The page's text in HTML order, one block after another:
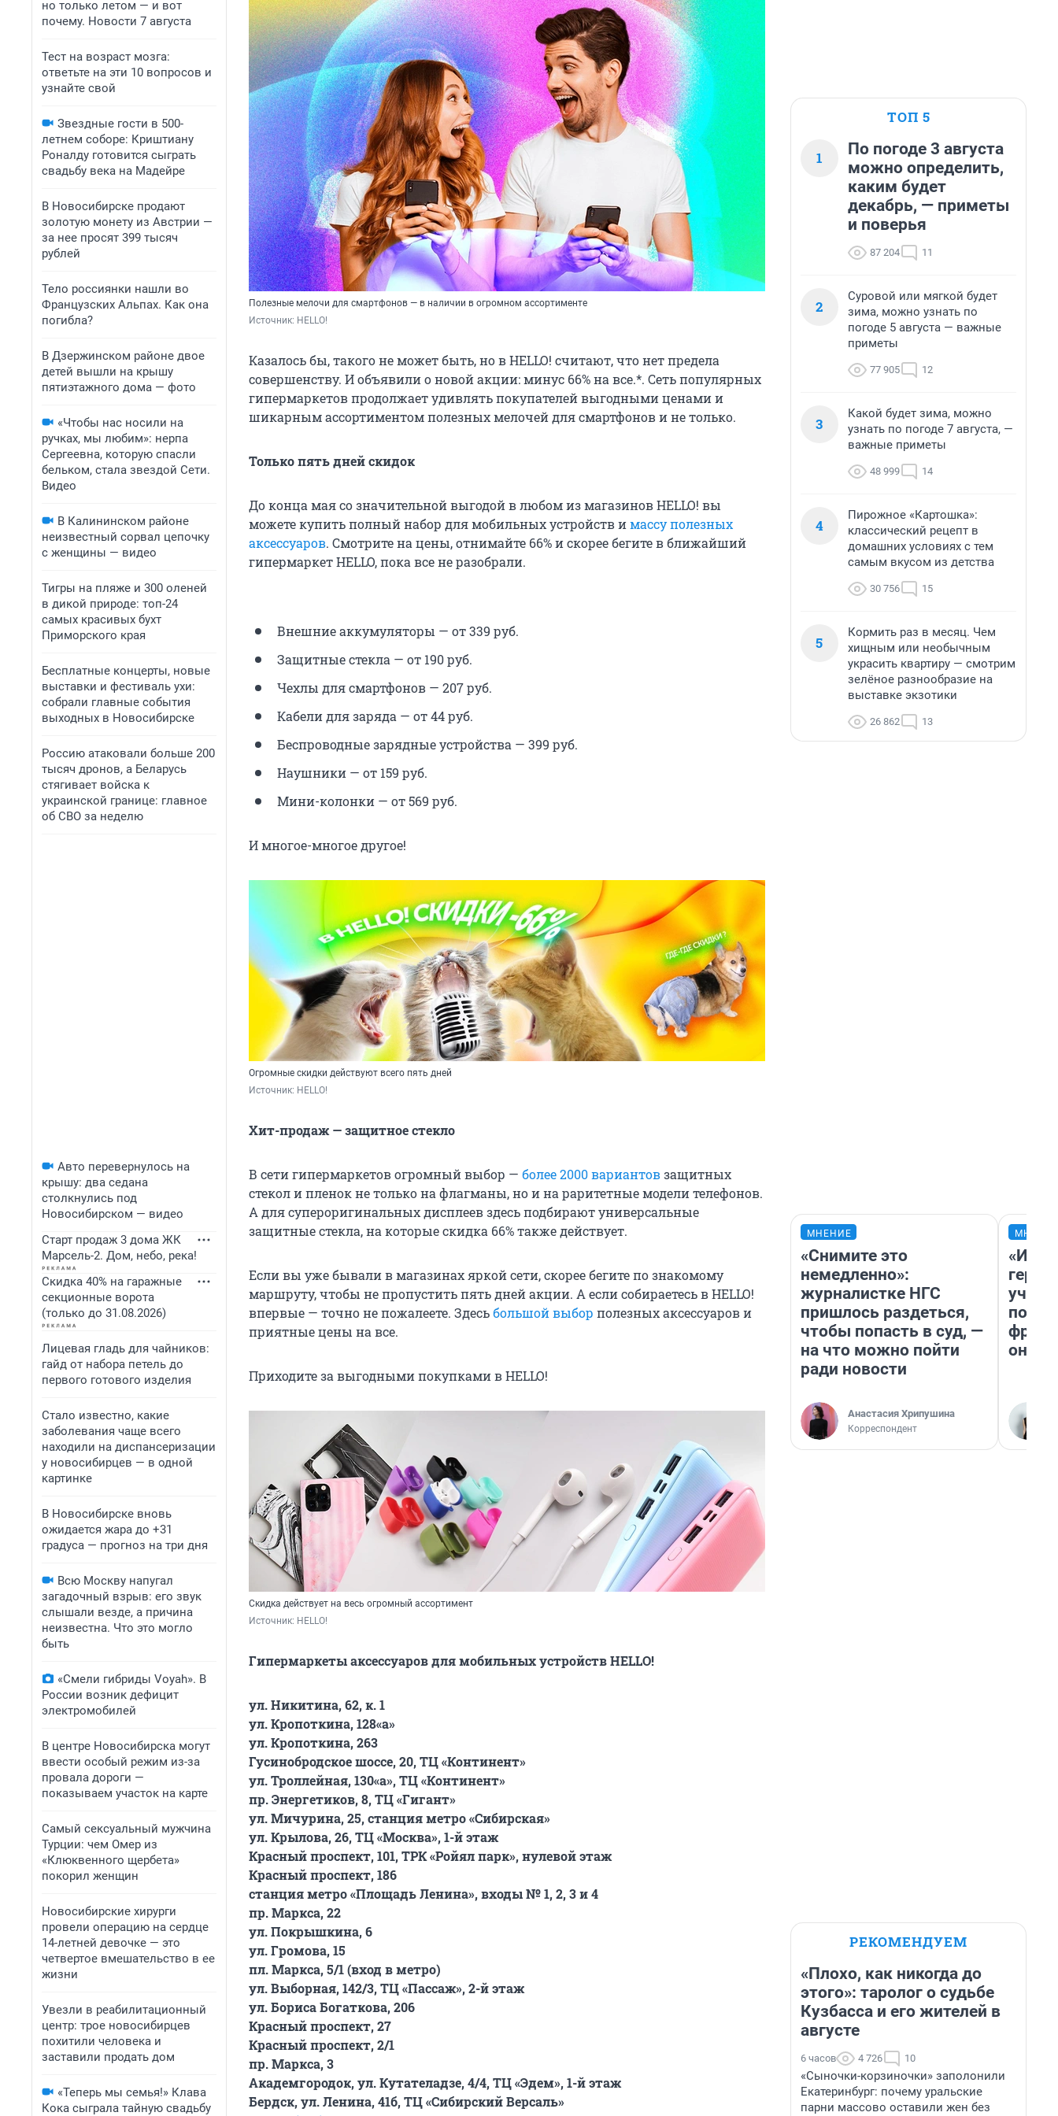
но только летом — и вот
почему. Новости 7 августа
Тест на возраст мозга:
ответьте на эти 10 вопросов и
узнайте свой
Звездные гости в 500-
летнем соборе: Криштиану
Роналду готовится сыграть
свадьбу века на Мадейре
В Новосибирске продают
золотую монету из Австрии —
за нее просят 399 тысяч
рублей
Тело россиянки нашли во
Французских Альпах. Как она
погибла?
В Дзержинском районе двое
детей вышли на крышу
пятиэтажного дома — фото
«Чтобы нас носили на
ручках, мы любим»: нерпа
Сергеевна, которую спасли
бельком, стала звездой Сети.
Видео
В Калининском районе
неизвестный сорвал цепочку
с женщины — видео
Тигры на пляже и 300 оленей
в дикой природе: топ-24
самых красивых бухт
Приморского края
Бесплатные концерты, новые
выставки и фестиваль ухи:
собрали главные события
выходных в Новосибирске
Россию атаковали больше 200
тысяч дронов, а Беларусь
стягивает войска к
украинской границе: главное
об СВО за неделю
Авто перевернулось на
крышу: два седана
столкнулись под
Новосибирском — видео
Старт продаж 3 дома ЖК
Марсель-2. Дом, небо, река!
Скидка 40% на гаражные
секционные ворота
(только до 31.08.2026)
Лицевая гладь для чайников:
гайд от набора петель до
первого готового изделия
Стало известно, какие
заболевания чаще всего
находили на диспансеризации
у новосибирцев — в одной
картинке
В Новосибирске вновь
ожидается жара до +31
градуса — прогноз на три дня
Всю Москву напугал
загадочный взрыв: его звук
слышали везде, а причина
неизвестна. Что это могло
быть
«Смели гибриды Voyah». В
России возник дефицит
электромобилей
В центре Новосибирска могут
ввести особый режим из-за
провала дороги —
показываем участок на карте
Самый сексуальный мужчина
Турции: чем Омер из
«Клюквенного щербета»
покорил женщин
Новосибирские хирурги
провели операцию на сердце
14-летней девочке — это
четвертое вмешательство в ее
жизни
Увезли в реабилитационный
центр: трое новосибирцев
похитили человека и
заставили продать дом
«Теперь мы семья!» Клава
Кока сыграла тайную свадьбу
Полезные мелочи для смартфонов — в наличии в огромном ассортименте
Источник: HELLO!
Казалось бы, такого не может быть, но в HELLO! считают, что нет предела
совершенству. И объявили о новой акции: минус 66% на все.*. Сеть популярных
гипермаркетов продолжает удивлять покупателей выгодными ценами и
шикарным ассортиментом полезных мелочей для смартфонов и не только.
Только пять дней скидок
До конца мая со значительной выгодой в любом из магазинов HELLO! вы
можете купить полный набор для мобильных устройств имассу полезных
аксессуаров. Смотрите на цены, отнимайте 66% и скорее бегите в ближайший
гипермаркет HELLO, пока все не разобрали.
Внешние аккумуляторы — от 339 руб.
Защитные стекла — от 190 руб.
Чехлы для смартфонов — 207 руб.
Кабели для заряда — от 44 руб.
Беспроводные зарядные устройства — 399 руб.
Наушники — от 159 руб.
Мини-колонки — от 569 руб.
И многое-многое другое!
Огромные скидки действуют всего пять дней
Источник: HELLO!
Хит-продаж — защитное стекло
В сети гипермаркетов огромный выбор — более 2000 вариантовзащитных
стекол и пленок не только на флагманы, но и на раритетные модели телефонов.
А для супероригинальных дисплеев здесь подбирают универсальные
защитные стекла, на которые скидка 66% также действует.
Если вы уже бывали в магазинах яркой сети, скорее бегите по знакомому
маршруту, чтобы не пропустить пять дней акции. А если собираетесь в HELLO!
впервые — точно не пожалеете. Здесьбольшой выбор полезных аксессуаров и
приятные цены на все.
Приходите за выгодными покупками в HELLO!
Скидка действует на весь огромный ассортимент
Источник: HELLO!
Гипермаркеты аксессуаров для мобильных устройств HELLO!
ул. Никитина, 62, к. 1
ул. Кропоткина, 128«а»
ул. Кропоткина, 263
Гусинобродское шоссе, 20, ТЦ «Континент»
ул. Троллейная, 130«а», ТЦ «Континент»
пр. Энергетиков, 8, ТЦ «Гигант»
ул. Мичурина, 25, станция метро «Сибирская»
ул. Крылова, 26, ТЦ «Москва», 1-й этаж
Красный проспект, 101, ТРК «Ройял парк», нулевой этаж
Красный проспект, 186
станция метро «Площадь Ленина», входы № 1, 2, 3 и 4
пр. Маркса, 22
ул. Покрышкина, 6
ул. Громова, 15
пл. Маркса, 5/1 (вход в метро)
ул. Выборная, 142/3, ТЦ «Пассаж», 2-й этаж
ул. Бориса Богаткова, 206
Красный проспект, 27
Красный проспект, 2/1
пр. Маркса, 3
Академгородок, ул. Кутателадзе, 4/4, ТЦ «Эдем», 1-й этаж
Бердск, ул. Ленина, 41б, ТЦ «Сибирский Версаль»
ТОП 5
1
По погоде 3 августа
можно определить,
каким будет
декабрь, — приметы
и поверья
87 204 11
2
Суровой или мягкой будет
зима, можно узнать по
погоде 5 августа — важные
приметы
77 905 12
3
Какой будет зима, можно
узнать по погоде 7 августа, —
важные приметы
48 999 14
4
Пирожное «Картошка»:
классический рецепт в
домашних условиях с тем
самым вкусом из детства
30 756 15
5
Кормить раз в месяц. Чем
хищным или необычным
украсить квартиру — смотрим
зелёное разнообразие на
выставке экзотики
26 862 13
МНЕНИЕ
«Снимите это
немедленно»:
журналистке НГС
пришлось раздеться,
чтобы попасть в суд, —
на что можно пойти
ради новости
Анастасия Хрипушина
Корреспондент
учит
она
РЕКОМЕНДУЕМ
«Плохо, как никогда до
этого»: таролог о судьбе
Кузбасса и его жителей в
августе
6 часов 4 726 10
«Сыночки-корзиночки» заполонили
Екатеринбург: почему уральские
парни массово оставили жен без